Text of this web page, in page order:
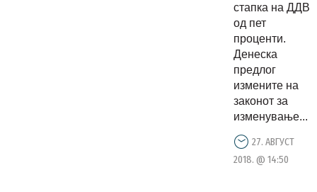
стапка на ДДВ
од пет
проценти.
Денеска
предлог
измените на
законот за
изменување...
27. АВГУСТ
2018. @ 14:50